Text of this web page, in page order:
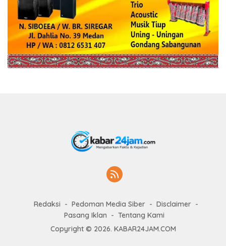
Redaksi Pedoman Media Siber
Disclaimer
Pasang Iklan
Tentang Kami
Copyright © 2026. KABAR24JAM.COM